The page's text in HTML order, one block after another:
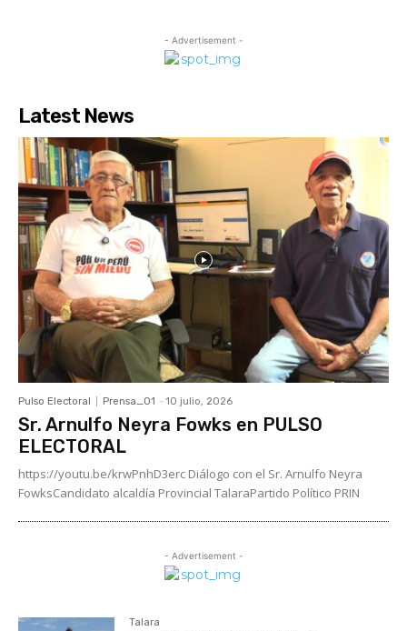
- Advertisement -
Latest News
Pulso Electoral Prensa_01 - 10 julio, 2026
Sr. Arnulfo Neyra Fowks en PULSO
ELECTORAL
https://youtu.be/krwPnhD3erc Diálogo con el Sr. Arnulfo Neyra
FowksCandidato alcaldía Provincial TalaraPartido Político PRIN
- Advertisement -
Talara